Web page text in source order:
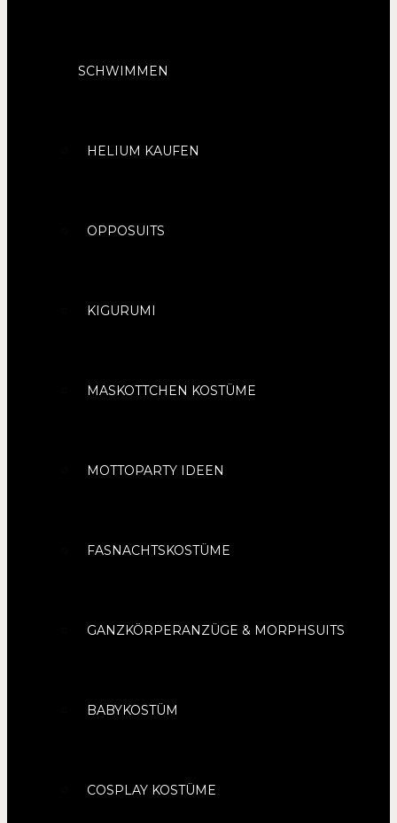
SCHWIMMEN
HELIUM KAUFEN
OPPOSUITS
KIGURUMI
MASKOTTCHEN KOSTÜME
MOTTOPARTY IDEEN
FASNACHTSKOSTÜME
GANZKÖRPERANZÜGE & MORPHSUITS
BABYKOSTÜM
COSPLAY KOSTÜME